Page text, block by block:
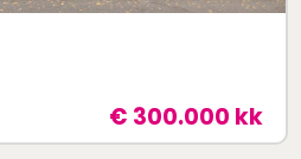
€ 300.000 kk